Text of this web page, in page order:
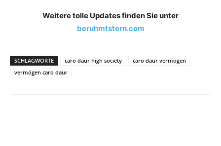
Weitere tolle Updates finden Sie unter
beruhmtstern.com
SCHLAGWORTE caro daur high society
caro daur vermögen
vermögen caro daur